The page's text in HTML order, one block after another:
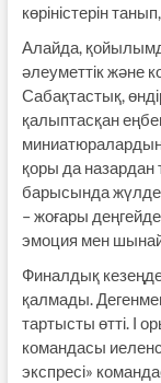
көріністерін
Алайда,
әлеуметтік және
Сабақтастық,
қалыптасқан
қоры да
барысында
– жоғары
эмоция мен
Финалдық
қалмады.
тартысты өтті. І
командасы
экспресі»